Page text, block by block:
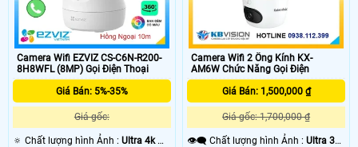
Camera Wifi EZVIZ CS-C6N-R200-
8H8WFL (8MP) Gọi Điện Thoại
Giá Bán: 5%-35%
Giá gốc:
🔅 Chất lượng hình Ảnh : Ultra 4k 👍🏾
Camera Wifi 2 Ống Kính KX-
AM6W Chức Năng Gọi Điện
Giá Bán: 1,500,000 ₫
Giá gốc: 1,700,000 ₫
👁️‍🗨 Chất lượng hình Ảnh :Ultra 3k